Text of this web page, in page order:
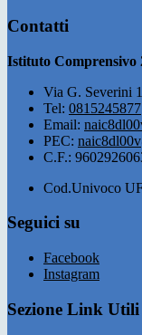
Contatti
Istituto Comprensivo
Via G. Severini
Tel: 0815245877
Email:
PEC:
C.F.:
Cod.Univoco
Seguici su
Facebook
Instagram
Sezione Link Utili